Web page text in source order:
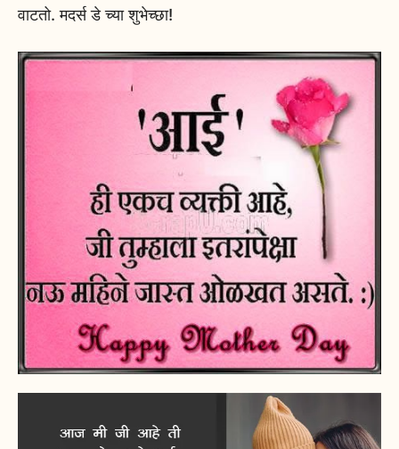
वाटतो. मदर्स डे च्या शुभेच्छा!